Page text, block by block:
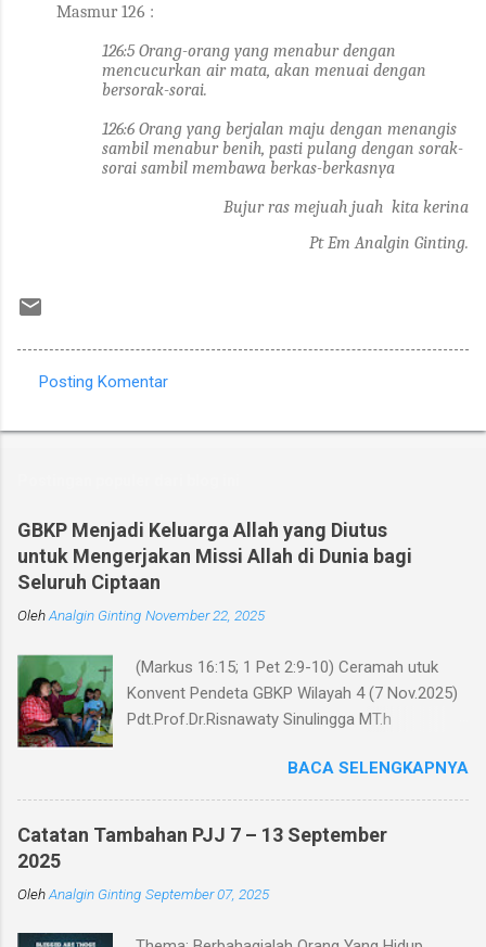
Masmur 126 :
126:5 Orang-orang yang menabur dengan
mencucurkan air mata, akan menuai dengan
bersorak-sorai.
126:6 Orang yang berjalan maju dengan menangis
sambil menabur benih, pasti pulang dengan sorak-
sorai sambil membawa berkas-berkasnya
Bujur ras mejuah juah kita kerina
Pt Em Analgin Ginting.
o
n
t
a
r
Posting Komentar
GBKP Menjadi Keluarga Allah yang Diutus
untuk Mengerjakan Missi Allah di Dunia bagi
Seluruh Ciptaan
OlehAnalgin Ginting November 22, 2025
(Markus 16:15; 1 Pet 2:9-10) Ceramah utuk
Konvent Pendeta GBKP Wilayah 4 (7 Nov.2025)
Pdt.Prof.Dr.Risnawaty Sinulingga MT.h
kesempatan berharga saat ini dalam
menyampaikan ceramah tentang visi baru
gereja GBKP. Ceramah ini disampaikan menurut
perumusan visi, dianalisa berdasarkan teks
dibandingkan dengan panggilan gereja dalam
BACA SELENGKAPNYA
Catatan Tambahan PJJ 7 – 13 September
2025
OlehAnalgin Ginting September 07, 2025